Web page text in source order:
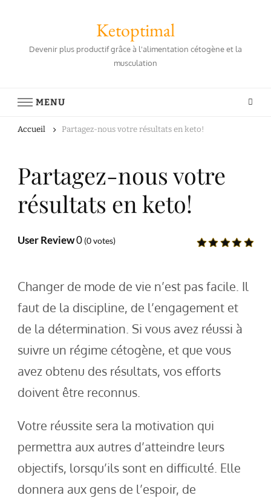
Ketoptimal
Devenir plus productif grâce à l'alimentation cétogène et la
musculation
MENU
Accueil Partagez-nous votre résultats en keto!
Partagez-nous votre
résultats en keto!
User Review0 (0votes)
Changer de mode de vie n’est pas facile. Il
faut de la discipline, de l’engagement et
de la détermination. Si vous avez réussi à
suivre un régime cétogène, et que vous
avez obtenu des résultats, vos efforts
doivent être reconnus.
Votre réussite sera la motivation qui
permettra aux autres d’atteindre leurs
objectifs, lorsqu’ils sont en difficulté. Elle
donnera aux gens de l’espoir, de